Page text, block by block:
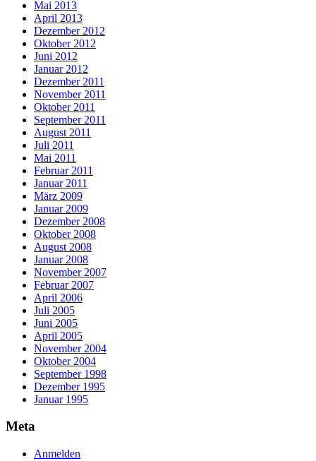
Mai 2013
April 2013
Dezember 2012
Oktober 2012
Juni 2012
Januar 2012
Dezember 2011
November 2011
Oktober 2011
September 2011
August 2011
Juli 2011
Mai 2011
Februar 2011
Januar 2011
März 2009
Januar 2009
Dezember 2008
Oktober 2008
August 2008
Januar 2008
November 2007
Februar 2007
April 2006
Juli 2005
Juni 2005
April 2005
November 2004
Oktober 2004
September 1998
Dezember 1995
Januar 1995
Meta
Anmelden